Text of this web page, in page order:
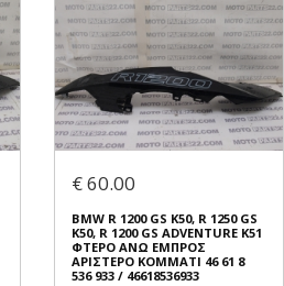
€ 60.00
BMW R 1200 GS K50, R 1250 GS
K50, R 1200 GS ADVENTURE K51
ΦΤΕΡO ΑΝΩ ΕΜΠΡΟΣ
ΑΡΙΣΤΕΡΟ ΚΟΜΜΑΤΙ 46 61 8
536 933 / 46618536933